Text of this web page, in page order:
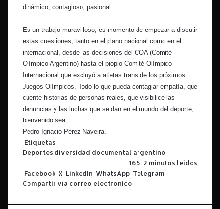
dinámico, contagioso, pasional.
Es un trabajo maravilloso, es momento de empezar a discutir
estas cuestiones, tanto en el plano nacional como en el
internacional, desde las decisiones del COA (Comité
Olímpico Argentino) hasta el propio Comité Olímpico
Internacional que excluyó a atletas trans de los próximos
Juegos Olímpicos. Todo lo que pueda contagiar empatía, que
cuente historias de personas reales, que visibilice las
denuncias y las luchas que se dan en el mundo del deporte,
bienvenido sea.
Pedro Ignacio Pérez Naveira.
Etiquetas
Deportes diversidad documental argentino
165 2 minutos leídos
Facebook X LinkedIn WhatsApp Telegram
Compartir vía correo electrónico